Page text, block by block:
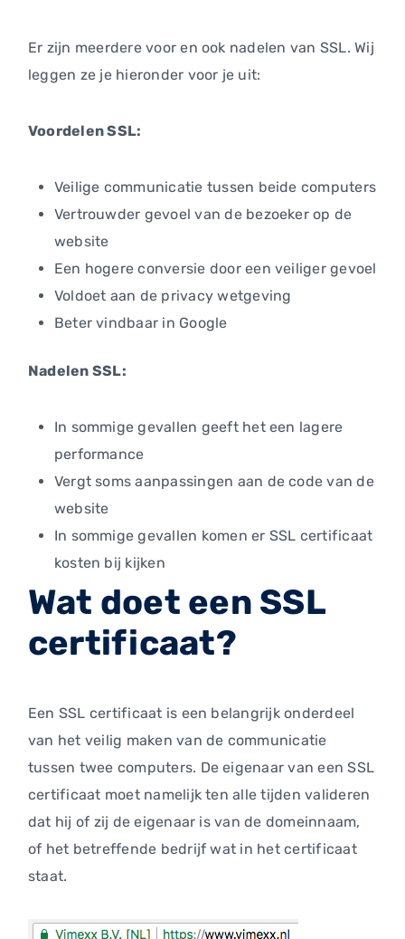
Er zijn meerdere voor en ook nadelen van SSL. Wij
leggen ze je hieronder voor je uit:
Voordelen SSL:
Veilige communicatie tussen beide computers
Vertrouwder gevoel van de bezoeker op de
website
Een hogere conversie door een veiliger gevoel
Voldoet aan de privacy wetgeving
Beter vindbaar in Google
Nadelen SSL:
In sommige gevallen geeft het een lagere
performance
Vergt soms aanpassingen aan de code van de
website
In sommige gevallen komen er SSL certificaat
kosten bij kijken
Wat doet een SSL
certificaat?
Een SSL certificaat is een belangrijk onderdeel
van het veilig maken van de communicatie
tussen twee computers. De eigenaar van een SSL
certificaat moet namelijk ten alle tijden valideren
dat hij of zij de eigenaar is van de domeinnaam,
of het betreffende bedrijf wat in het certificaat
staat.